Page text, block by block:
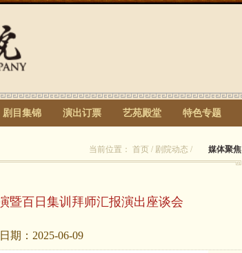
剧目集锦 演出订票 艺苑殿堂 特色专题
当前位置： 首页 / 剧院动态 / 媒体聚焦
暨百日集训拜师汇报演出座谈会
期： 2025-06-09